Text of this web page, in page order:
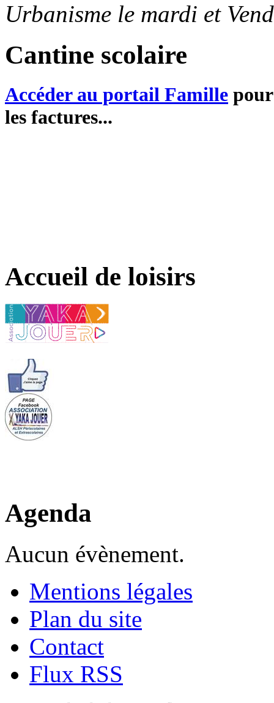
Urbanisme le mardi et
Cantine scolaire
Accéder au portail Famille
les factures...
Accueil de loisirs
Agenda
Aucun évènement.
Mentions légales
Plan du site
Contact
Flux RSS